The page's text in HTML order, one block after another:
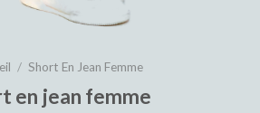
/ Short En Jean Femme
en jean femme